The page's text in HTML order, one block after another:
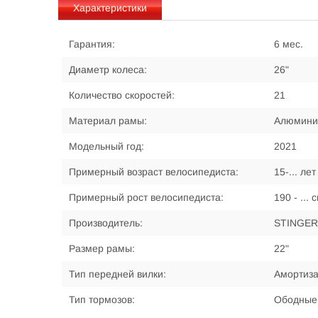
Характеристики
Гарантия: 6 мес.
Диаметр колеса: 26"
Количество скоростей: 21
Материал рамы:
Модельный год: 2021
Примерный возраст велосипедиста: 15-... лет
Примерный рост велосипедиста: 190 - ...
Производитель: STINGER
Размер рамы: 22"
Тип передней вилки:
Тип тормозов: